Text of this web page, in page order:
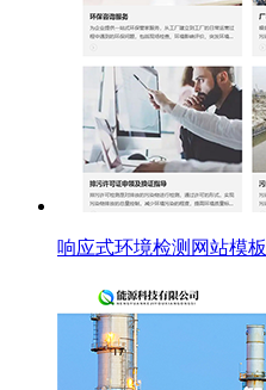
响应式环境检测网站模板